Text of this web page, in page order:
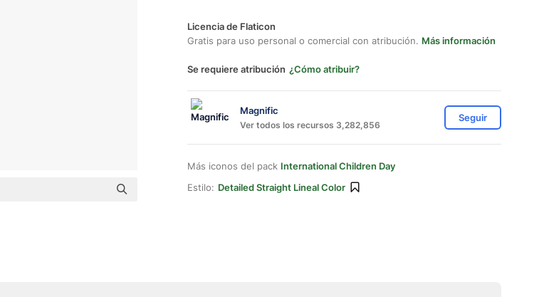
Licencia de Flaticon
Gratis para uso personal o comercial con atribución. Más información
Se requiere atribución ¿Cómo atribuir?
Magnific
Ver todos los recursos 3,282,856
Seguir
Más iconos del pack International Children Day
Estilo: Detailed Straight Lineal Color